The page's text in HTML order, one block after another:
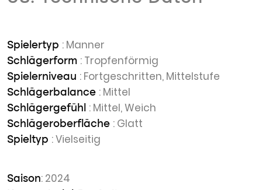
Spielertyp : Manner
Schlägerform : Tropfenförmig
Spielerniveau : Fortgeschritten, Mittelstufe
Schlägerbalance : Mittel
Schlägergefühl : Mittel, Weich
Schlägeroberfläche : Glatt
Spieltyp : Vielseitig
Saison: 2024